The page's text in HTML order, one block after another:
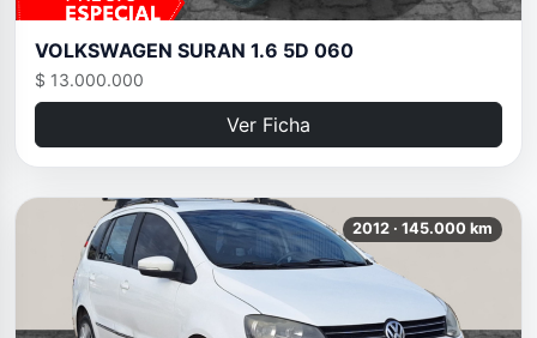
VOLKSWAGEN SURAN 1.6 5D 060
$ 13.000.000
Ver Ficha
2012 · 145.000 km